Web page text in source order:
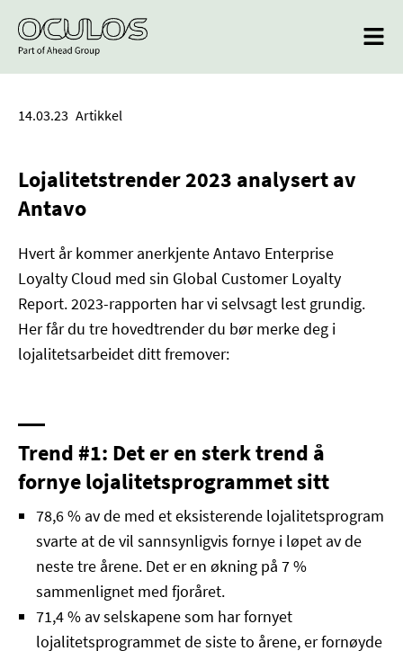
14.03.23 Artikkel
Lojalitetstrender 2023 analysert av
Antavo
Hvert år kommer anerkjente Antavo Enterprise
Loyalty Cloud med sin Global Customer Loyalty
Report. 2023-rapporten har vi selvsagt lest grundig.
Her får du tre hovedtrender du bør merke deg i
lojalitetsarbeidet ditt fremover:
Trend #1: Det er en sterk trend å
fornye lojalitetsprogrammet sitt
78,6 % av de med et eksisterende lojalitetsprogram
svarte at de vil sannsynligvis fornye i løpet av de
neste tre årene. Det er en økning på 7 %
sammenlignet med fjoråret.
71,4 % av selskapene som har fornyet
lojalitetsprogrammet de siste to årene, er fornøyde